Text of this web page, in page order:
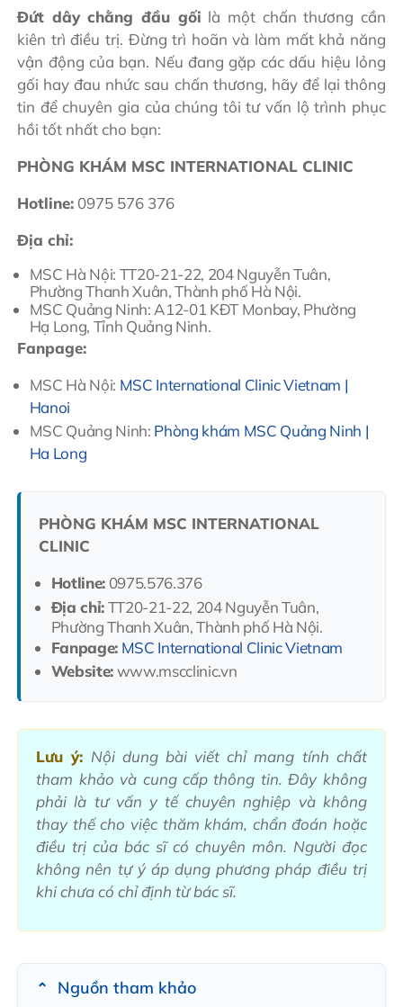
Đứt dây chằng đầu gối là một chấn thương cần
kiên trì điều trị. Đừng trì hoãn và làm mất khả năng
vận động của bạn. Nếu đang gặp các dấu hiệu lỏng
gối hay đau nhức sau chấn thương, hãy để lại thông
tin để chuyên gia của chúng tôi tư vấn lộ trình phục
hồi tốt nhất cho bạn:
PHÒNG KHÁM MSC INTERNATIONAL CLINIC
Hotline: 0975 576 376
Địa chỉ:
MSC Hà Nội: TT20-21-22, 204 Nguyễn Tuân,
Phường Thanh Xuân, Thành phố Hà Nội.
MSC Quảng Ninh: A12-01 KĐT Monbay, Phường
Hạ Long, Tỉnh Quảng Ninh.
Fanpage:
MSC Hà Nội: MSC International Clinic Vietnam |
Hanoi
MSC Quảng Ninh: Phòng khám MSC Quảng Ninh |
Ha Long
PHÒNG KHÁM MSC INTERNATIONAL
CLINIC
Hotline:0975.576.376
Địa chỉ:TT20-21-22, 204 Nguyễn Tuân,
Phường Thanh Xuân, Thành phố Hà Nội.
Fanpage: MSC International Clinic Vietnam
Website:www.mscclinic.vn
Lưu ý: Nội dung bài viết chỉ mang tính chất
tham khảo và cung cấp thông tin. Đây không
phải là tư vấn y tế chuyên nghiệp và không
thay thế cho việc thăm khám, chẩn đoán hoặc
điều trị của bác sĩ có chuyên môn. Người đọc
không nên tự ý áp dụng phương pháp điều trị
khi chưa có chỉ định từ bác sĩ.
Nguồn tham khảo